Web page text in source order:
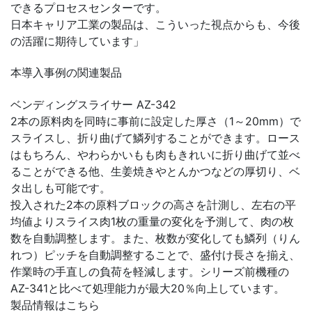
できるプロセスセンターです。
日本キャリア工業の製品は、こういった視点からも、今後
の活躍に期待しています」
本導入事例の関連製品
ベンディングスライサー AZ-342
2本の原料肉を同時に事前に設定した厚さ（1～20mm）で
スライスし、折り曲げて鱗列することができます。ロース
はもちろん、やわらかいもも肉もきれいに折り曲げて並べ
ることができる他、生姜焼きやとんかつなどの厚切り、ベ
タ出しも可能です。
投入された2本の原料ブロックの高さを計測し、左右の平
均値よりスライス肉1枚の重量の変化を予測して、肉の枚
数を自動調整します。また、枚数が変化しても鱗列（りん
れつ）ピッチを自動調整することで、盛付け長さを揃え、
作業時の手直しの負荷を軽減します。シリーズ前機種の
AZ-341と比べて処理能力が最大20％向上しています。
製品情報はこちら